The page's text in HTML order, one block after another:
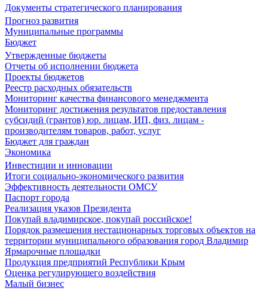
Документы стратегического планирования
Прогноз развития
Муниципальные программы
Бюджет
Утвержденные бюджеты
Отчеты об исполнении бюджета
Проекты бюджетов
Реестр расходных обязательств
Мониторинг качества финансового менеджмента
Мониторинг достижения результатов предоставления
субсидий (грантов) юр. лицам, ИП, физ. лицам -
производителям товаров, работ, услуг
Бюджет для граждан
Экономика
Инвестиции и инновации
Итоги социально-экономического развития
Эффективность деятельности ОМСУ
Паспорт города
Реализация указов Президента
Покупай владимирское, покупай российское!
Порядок размещения нестационарных торговых объектов на
территории муниципального образования город Владимир
Ярмарочные площадки
Продукция предприятий Республики Крым
Оценка регулирующего воздействия
Малый бизнес